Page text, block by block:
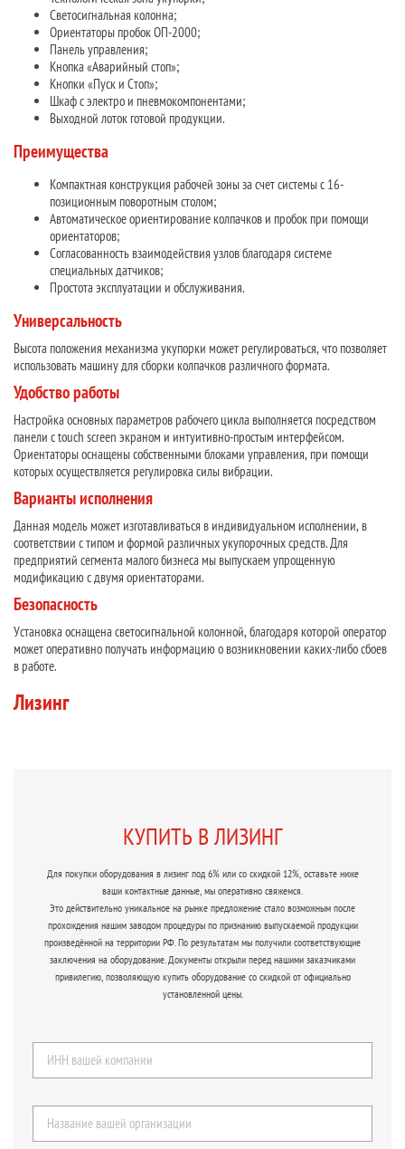
Светосигнальная колонна;
Ориентаторы пробок ОП-2000;
Панель управления;
Кнопка «Аварийный стоп»;
Кнопки «Пуск и Стоп»;
Шкаф с электро и пневмокомпонентами;
Выходной лоток готовой продукции.
Преимущества
Компактная конструкция рабочей зоны за счет системы с 16-
позиционным поворотным столом;
Автоматическое ориентирование колпачков и пробок при помощи
ориентаторов;
Согласованность взаимодействия узлов благодаря системе
специальных датчиков;
Простота эксплуатации и обслуживания.
Универсальность
Высота положения механизма укупорки может регулироваться, что позволяет
использовать машину для сборки колпачков различного формата.
Удобство работы
Настройка основных параметров рабочего цикла выполняется посредством
панели с touch screen экраном и интуитивно-простым интерфейсом.
Ориентаторы оснащены собственными блоками управления, при помощи
которых осуществляется регулировка силы вибрации.
Варианты исполнения
Данная модель может изготавливаться в индивидуальном исполнении, в
соответствии с типом и формой различных укупорочных средств. Для
предприятий сегмента малого бизнеса мы выпускаем упрощенную
модификацию с двумя ориентаторами.
Безопасность
Установка оснащена светосигнальной колонной, благодаря которой оператор
может оперативно получать информацию о возникновении каких-либо сбоев
в работе.
Лизинг
КУПИТЬ В ЛИЗИНГ
Для покупки оборудования в лизинг под 6% или со скидкой 12%, оставьте ниже
ваши контактные данные, мы оперативно свяжемся.
Это действительно уникальное на рынке предложение стало возможным после
прохождения нашим заводом процедуры по признанию выпускаемой продукции
произведённой на территории РФ. По результатам мы получили соответствующие
заключения на оборудование. Документы открыли перед нашими заказчиками
привилегию, позволяющую купить оборудование со скидкой от официально
установленной цены.